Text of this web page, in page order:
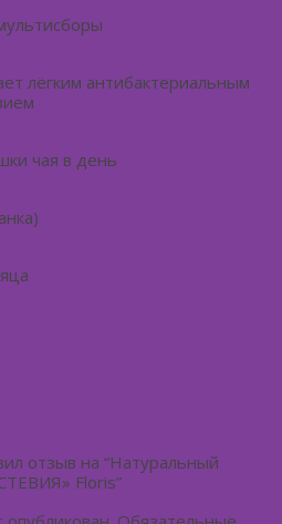
лёгким антибактериальным
чая в день
отзыв на “Натуральный
Floris”